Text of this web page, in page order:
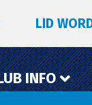
LID
INFO